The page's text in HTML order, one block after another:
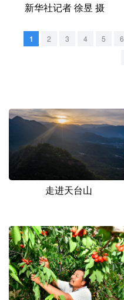
浙江
四川 贵州
陕西 甘肃
内蒙古
English Español
Русский язык
Deutsch Português
新华社记者 徐昱 摄
1 2 3 4 5 6
走进天台山